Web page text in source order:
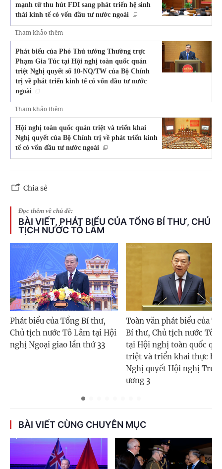
mạnh từ thu hút FDI sang phát triển hệ sinh
thái kinh tế có vốn đầu tư nước ngoài
Tham khảo thêm
Phát biểu của Phó Thủ tướng Thường trực
Phạm Gia Túc tại Hội nghị toàn quốc quán
triệt Nghị quyết số 10-NQ/TW của Bộ Chính
trị về phát triển kinh tế có vốn đầu tư nước
ngoài
Tham khảo thêm
Hội nghị toàn quốc quán triệt và triển khai
Nghị quyết của Bộ Chính trị về phát triển kinh
tế có vốn đầu tư nước ngoài
Chia sẻ
Đọc thêm về chủ đề:
BÀI VIẾT, PHÁT BIỂU CỦA TỔNG BÍ THƯ, CHỦ
TỊCH NƯỚC TÔ LÂM
Phát biểu của Tổng Bí thư,
Chủ tịch nước Tô Lâm tại Hội
nghị Ngoại giao lần thứ 33
Toàn văn phát biểu của
Bí thư, Chủ tịch nước Tô
tại Hội nghị toàn quốc
triệt và triển khai thực
Nghị quyết Hội nghị
ương 3
BÀI VIẾT CÙNG CHUYÊN MỤC